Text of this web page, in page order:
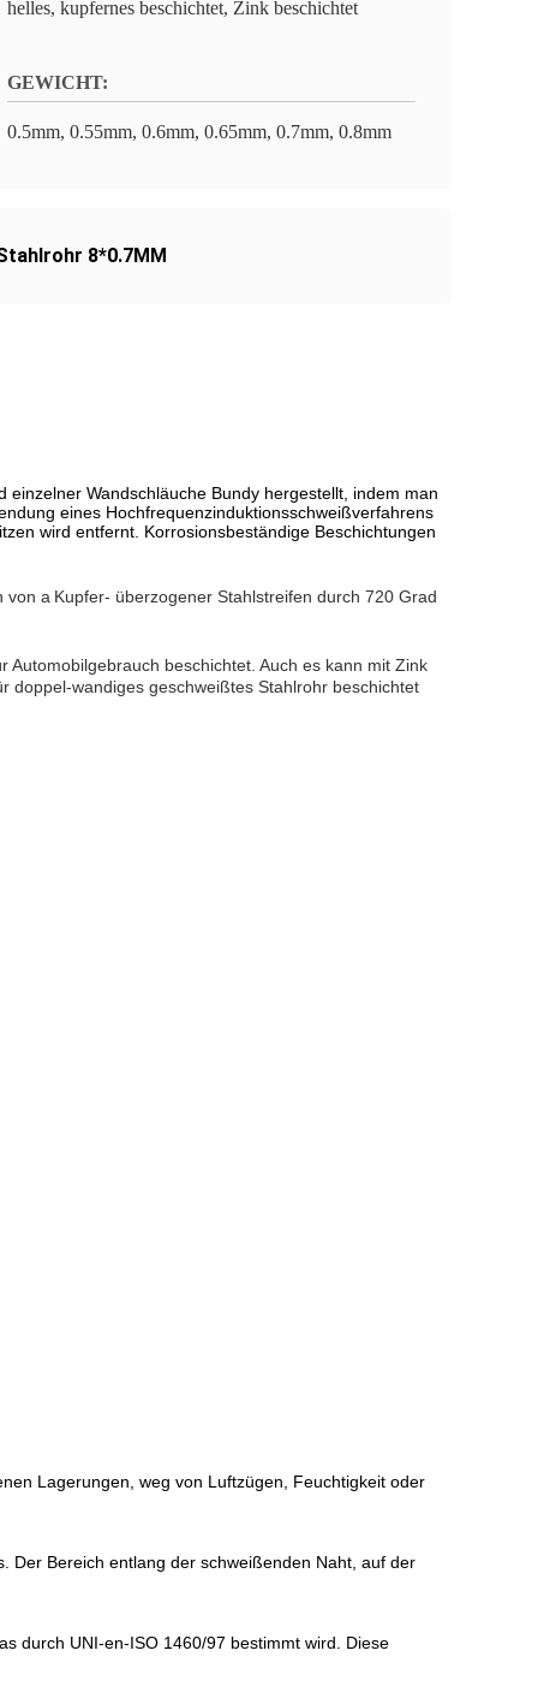
helles, kupfernes beschichtet, Zink beschichtet
GEWICHT:
0.5mm, 0.55mm, 0.6mm, 0.65mm, 0.7mm, 0.8mm
8*0.7MM
Wandschläuche Bundy hergestellt, indem man
eines Hochfrequenzinduktionsschweißverfahrens
wird entfernt. Korrosionsbeständige Beschichtungen
von a Kupfer- überzogener Stahlstreifen durch 720 Grad
beschichtet. Auch es kann mit Zink
doppel-wandiges geschweißtes Stahlrohr beschichtet
Lagerungen, weg von Luftzügen, Feuchtigkeit oder
Der Bereich entlang der schweißenden Naht, auf der
durch UNI-en-ISO 1460/97 bestimmt wird. Diese